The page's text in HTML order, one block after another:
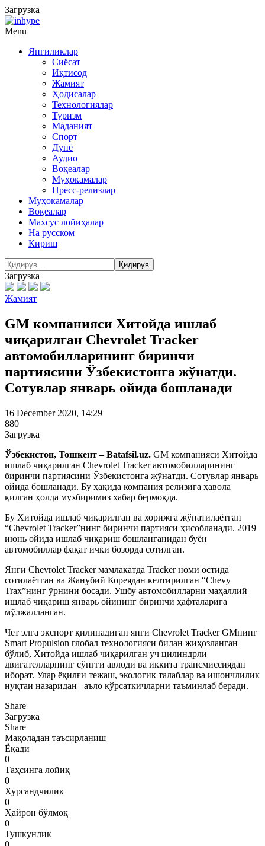
Загрузка
Menu
Янгиликлар
Сиёсат
Иқтисод
Жамият
Ҳодисалар
Технологиялар
Туризм
Маданият
Спорт
Дунё
Аудио
Воқеалар
Муҳокамалар
Пресс-релизлар
Муҳокамалар
Воқеалар
Махсус лойиҳалар
На русском
Кириш
Загрузка
Жамият
GM компанияси Хитойда ишлаб
чиқарилган Chevrolet Tracker
автомобилларининг биринчи
партиясини Ўзбекистонга жўнатди.
Сотувлар январь ойида бошланади
16 December 2020, 14:29
880
Загрузка
Ўзбекистон, Тошкент – Batafsil.uz. GM компанияси Хитойда
ишлаб чиқарилган Chevrolet Tracker автомобилларининг
биринчи партиясини Ўзбекистонга жўнатди. Сотувлар январь
ойида бошланади. Бу ҳақида компания релизига ҳавола
қилган ҳолда мухбиримиз хабар бермоқда.
Бу Хитойда ишлаб чиқарилган ва хорижга жўнатилаётган
“Chevrolet Tracker”нинг биринчи партияси ҳисобланади. 2019
июнь ойида ишлаб чиқариш бошланганидан буён
автомобиллар фақат ички бозорда сотилган.
Янги Chevrolet Tracker мамлакатда Tracker номи остида
сотилаётган ва Жанубий Кореядан келтирилган “Chevy
Trax”нинг ўрнини босади. Ушбу автомобилларни маҳаллий
ишлаб чиқариш январь ойининг биринчи ҳафталарига
мўлжалланган.
Чет элга экспорт қилинадиган янги Chevrolet Tracker GMнинг
Smart Propulsion глобал технологияси билан жиҳозланган
бўлиб, Хитойда ишлаб чиқарилган уч цилиндрли
двигателларнинг сўнгги авлоди ва иккита трансмиссиядан
иборат. Улар ёқилғи тежаш, экологик талаблар ва ишончлилик
нуқтаи назаридан аъло кўрсаткичларни таъминлаб беради.
Share
Загрузка
Share
Мақоладан таъсирланиш
Ёқади
0
Таҳсинга лойиқ
0
Хурсандчилик
0
Ҳайрон бўлмоқ
0
Тушкунлик